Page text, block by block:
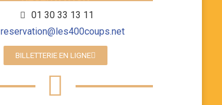
01 30 33 13 11
reservation@les400coups.net
BILLETTERIE EN LIGNE